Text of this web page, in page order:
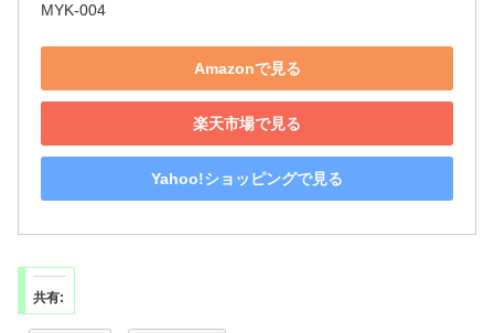
MYK-004
Amazonで見る
楽天市場で見る
Yahoo!ショッピングで見る
共有: